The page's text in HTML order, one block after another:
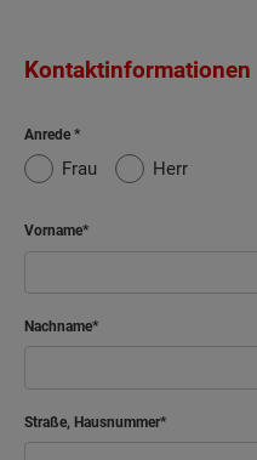
Kontaktinformationen
Anrede
Frau Herr
Vorname
Nachname
Straße, Hausnummer